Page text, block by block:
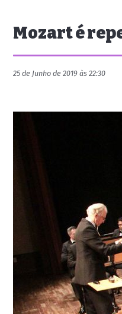
Mozart é
25 de Junho de 2019 às 22:30